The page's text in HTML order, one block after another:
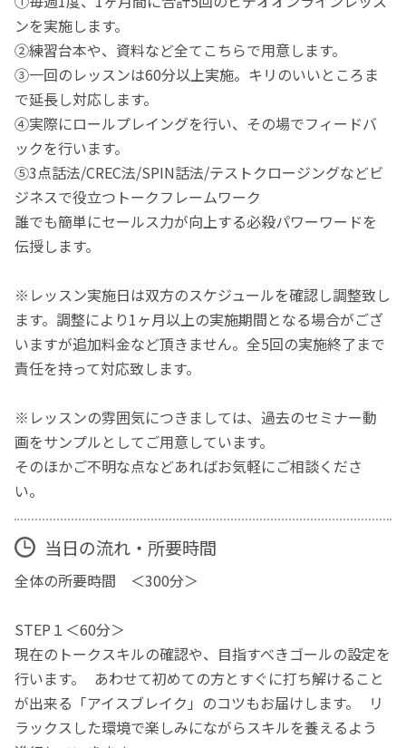
ンを実施します。
②練習台本や、資料など全てこちらで用意します。
③一回のレッスンは60分以上実施。キリのいいところま
で延長し対応します。
④実際にロールプレイングを行い、その場でフィードバ
ックを行います。
⑤3点話法/CREC法/SPIN話法/テストクロージングなどビ
ジネスで役立つトークフレームワーク
誰でも簡単にセールス力が向上する必殺パワーワードを
伝授します。
※レッスン実施日は双方のスケジュールを確認し調整致し
ます。調整により1ヶ月以上の実施期間となる場合がござ
いますが追加料金など頂きません。全5回の実施終了まで
責任を持って対応致します。
※レッスンの雰囲気につきましては、過去のセミナー動
画をサンプルとしてご用意しています。
そのほかご不明な点などあればお気軽にご相談くださ
い。
当日の流れ・所要時間
全体の所要時間 ＜300分＞
STEP１＜60分＞
現在のトークスキルの確認や、目指すべきゴールの設定を
行います。 あわせて初めての方とすぐに打ち解けること
が出来る「アイスブレイク」のコツもお届けします。 リ
ラックスした環境で楽しみにながらスキルを養えるよう